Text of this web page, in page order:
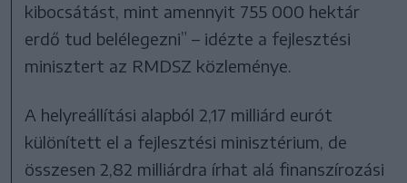
kibocsátást, mint amennyit 755 000 hektár
erdő tud belélegezni” – idézte a fejlesztési
minisztert az RMDSZ közleménye.
A helyreállítási alapból 2,17 milliárd eurót
különített el a fejlesztési minisztérium, de
összesen 2,82 milliárdra írhat alá finanszírozási